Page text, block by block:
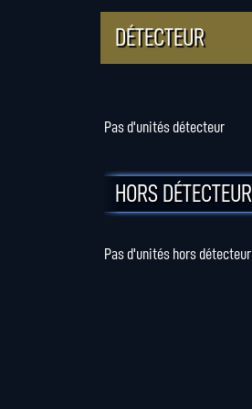
DÉTECTEUR
Pas d'unités détecteur
HORS DÉTECTEUR
Pas d'unités hors détecteur